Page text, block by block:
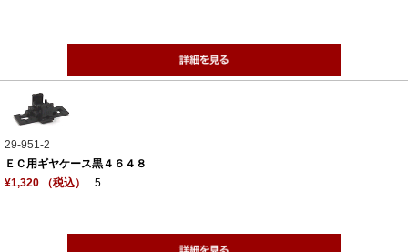
29-951-2
ＥＣ用ギヤケース黒４６４８
¥1,320 （税込）
5